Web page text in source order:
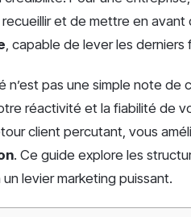
recueillir et de mettre en
, capable de lever les
pas une simple note de
réactivité et la fiabilité de
client percutant, vous
. Ce guide explore les
levier marketing puissant.